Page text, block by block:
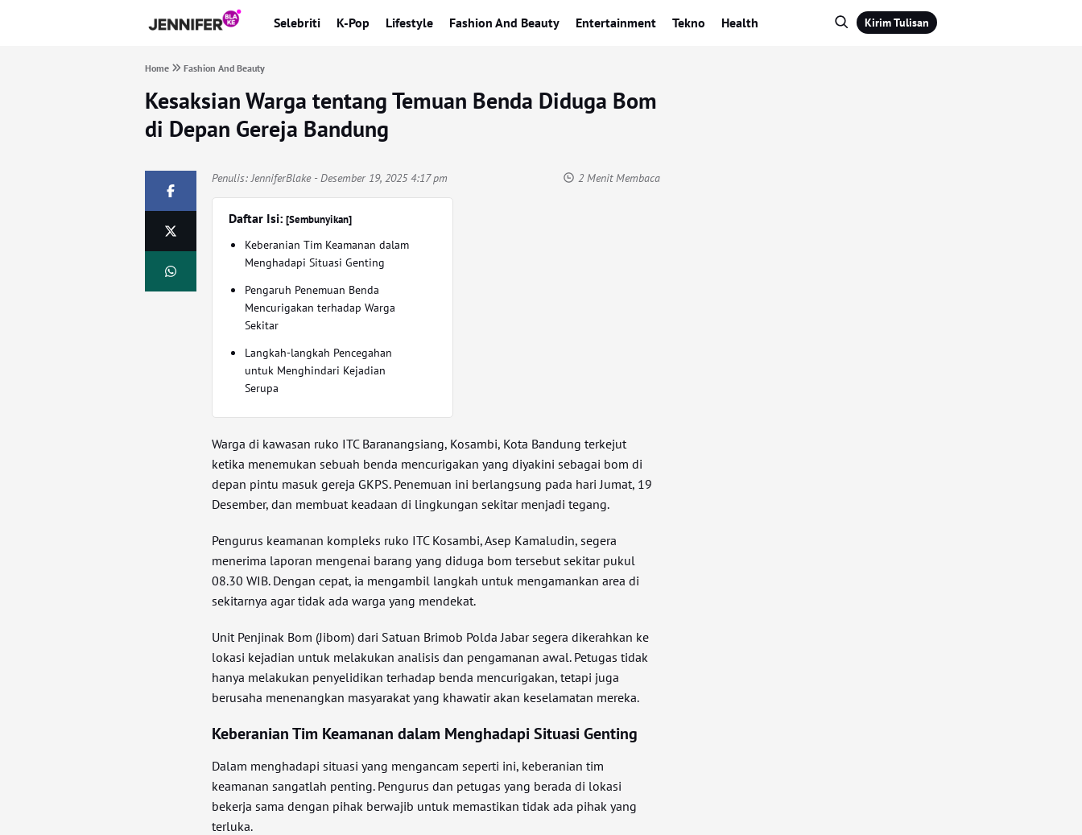
Selebriti K-Pop Lifestyle Fashion And Beauty Entertainment Tekno Health Kirim Tulisan
Home Fashion And Beauty
Kesaksian Warga tentang Temuan Benda Diduga Bom
di Depan Gereja Bandung
Penulis:JenniferBlake- Desember 19, 2025 4:17 pm 2 Menit Membaca
Daftar Isi:[Sembunyikan]
Keberanian Tim Keamanan dalam
Menghadapi Situasi Genting
Pengaruh Penemuan Benda
Mencurigakan terhadap Warga
Sekitar
Langkah-langkah Pencegahan
untuk Menghindari Kejadian
Serupa
Warga di kawasan ruko ITC Baranangsiang, Kosambi, Kota Bandung terkejut
ketika menemukan sebuah benda mencurigakan yang diyakini sebagai bom di
depan pintu masuk gereja GKPS. Penemuan ini berlangsung pada hari Jumat, 19
Desember, dan membuat keadaan di lingkungan sekitar menjadi tegang.
Pengurus keamanan kompleks ruko ITC Kosambi, Asep Kamaludin, segera
menerima laporan mengenai barang yang diduga bom tersebut sekitar pukul
08.30 WIB. Dengan cepat, ia mengambil langkah untuk mengamankan area di
sekitarnya agar tidak ada warga yang mendekat.
Unit Penjinak Bom (Jibom) dari Satuan Brimob Polda Jabar segera dikerahkan ke
lokasi kejadian untuk melakukan analisis dan pengamanan awal. Petugas tidak
hanya melakukan penyelidikan terhadap benda mencurigakan, tetapi juga
berusaha menenangkan masyarakat yang khawatir akan keselamatan mereka.
Keberanian Tim Keamanan dalam Menghadapi Situasi Genting
Dalam menghadapi situasi yang mengancam seperti ini, keberanian tim
keamanan sangatlah penting. Pengurus dan petugas yang berada di lokasi
bekerja sama dengan pihak berwajib untuk memastikan tidak ada pihak yang
terluka.